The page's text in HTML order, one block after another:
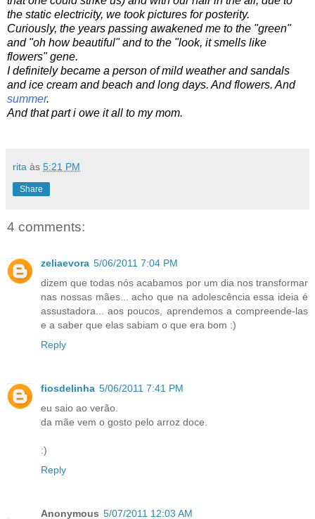
the static electricity, we took pictures for posterity.
Curiously, the years passing awakened me to the "green"
and "oh how beautiful" and to the "look, itsmells like
flowers" gene.
I definitely became a person of mild weather and sandals
and ice cream and beach and long days. And flowers. And
summer.
And that part i owe it all to my mom.
rita às 5:21 PM
Share
4 comments:
zeliaevora 5/06/2011 7:04 PM
dizem que todas nós acabamos por um dia nos transformar
nas nossas mães... acho que na adolescência essa ideia é
assustadora... aos poucos, aprendemos a compreende-las
e a saber que elas sabiam o que era bom :)
Reply
fiosdelinha 5/06/2011 7:41 PM
eu saio ao verão.
da mãe vem o gosto pelo arroz doce.
:)
Reply
Anonymous 5/07/2011 12:03 AM